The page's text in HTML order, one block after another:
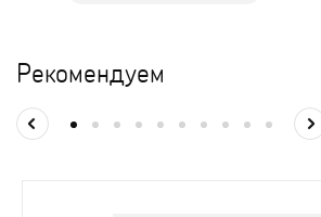
Рекомендуем